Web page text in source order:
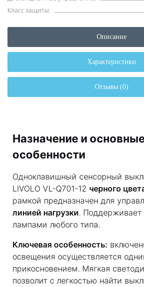
Класс защиты:
Описание
Характеристики
Отзывы (0)
Назначение и
особенности
Одноклавишный сенсорный
LIVOLO VL-Q701-12 черного
рамкой предназначен для
линией нагрузки. Поддерживает
лампами любого типа.
Ключевая особенность:
освещения осуществляется
прикосновением. Мягкая
позволит с легкостью найти